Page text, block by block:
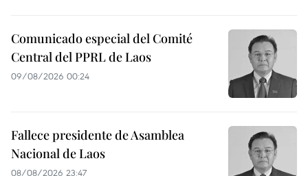
Comunicado especial del Comité
Central del PPRL de Laos
09/08/2026 00:24
Fallece presidente de Asamblea
Nacional de Laos
08/08/2026 23:47